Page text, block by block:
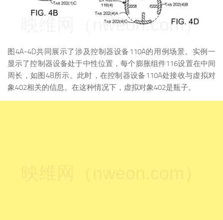
图4A-4D共同展示了涉及控制器设备110A的用例场景。实例一
显示了控制器设备处于中性位置，每个膨胀组件116设置在中间
周长，如图4B所示。此时，在控制器设备110A处接收与虚拟对
象402相关的信息。在这种情况下，虚拟对象402是瓶子。
映维网（nweon.com）